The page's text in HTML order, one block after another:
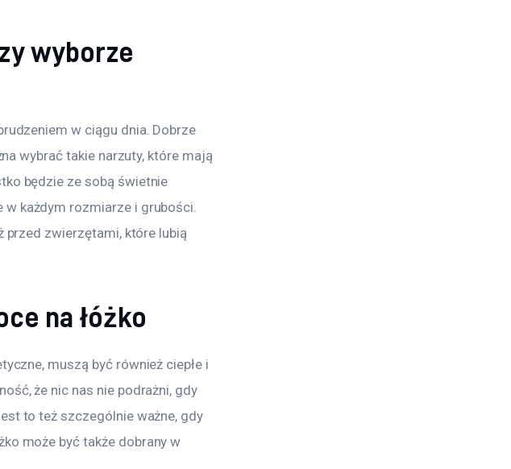
wyborze
w ciągu dnia. Dobrze
wybrać takie narzuty, które mają
będzie ze sobą świetnie
każdym rozmiarze i grubości.
przed zwierzętami, które lubią
na łóżko
muszą być również ciepłe i
że nic nas nie podrażni, gdy
to też szczególnie ważne, gdy
może być także dobrany w